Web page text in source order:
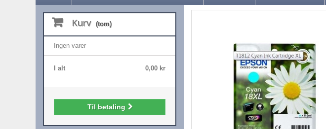
Kurv (tom)
Ingen varer
0,00 kr
I alt
Til betaling